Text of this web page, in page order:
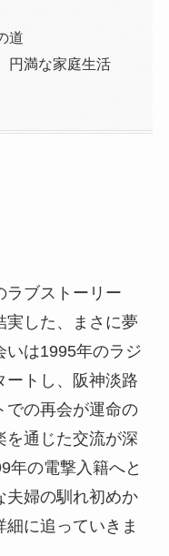
道
円満な家庭生活
ラブストーリー
実した、まさに夢
いは1995年のラジ
ートし、阪神淡路
での再会が運命の
を通じた交流が深
年の電撃入籍へと
夫婦の馴れ初めか
細に追っていきま